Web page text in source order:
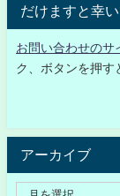
だけますと幸い
お問い合わせのサ
ク、ボタンを押す
アーカイブ